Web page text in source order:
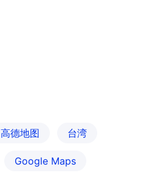
高德地图 台湾
Google Maps